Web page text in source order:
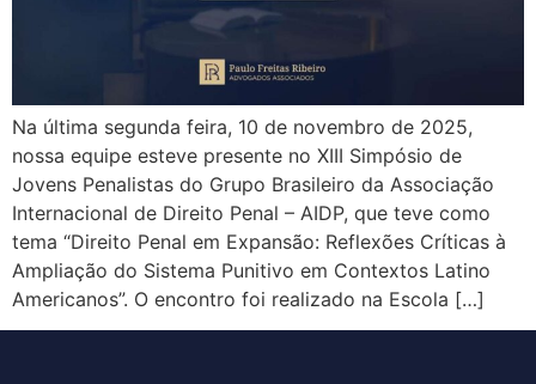
Na última segunda feira, 10 de novembro de 2025,
nossa equipe esteve presente no XIII Simpósio de
Jovens Penalistas do Grupo Brasileiro da Associação
Internacional de Direito Penal – AIDP, que teve como
tema “Direito Penal em Expansão: Reflexões Críticas à
Ampliação do Sistema Punitivo em Contextos Latino
Americanos”. O encontro foi realizado na Escola […]